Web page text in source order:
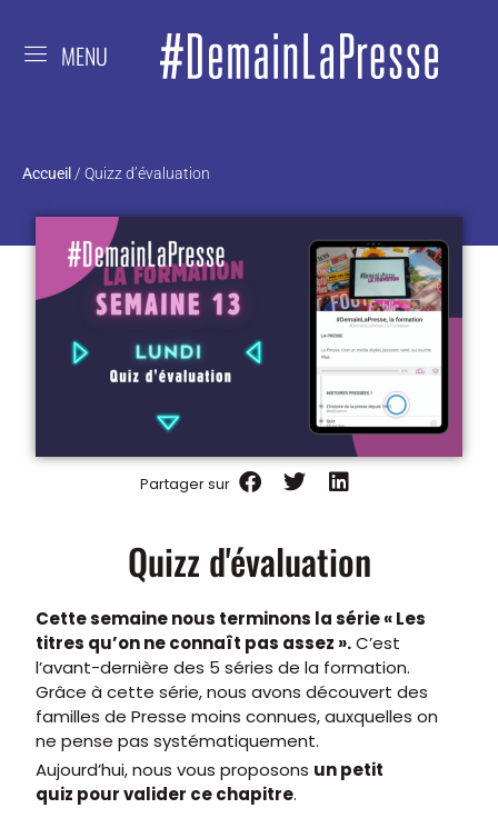
MENU
Accueil / Quizz d’évaluation
Partager sur
Quizz d'évaluation
Cette semaine nous terminons la série « Les
titres qu’on ne connaît pas assez ».C’est
l’avant-dernière des 5 séries de la formation.
Grâce à cette série, nous avons découvert des
familles de Presse moins connues, auxquelles on
ne pense pas systématiquement.
Aujourd’hui, nous vous proposons un petit
quiz pour valider ce chapitre.